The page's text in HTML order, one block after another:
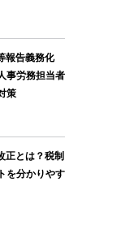
報告義務化
事労務担当者
策
正とは？税制
を分かりやす